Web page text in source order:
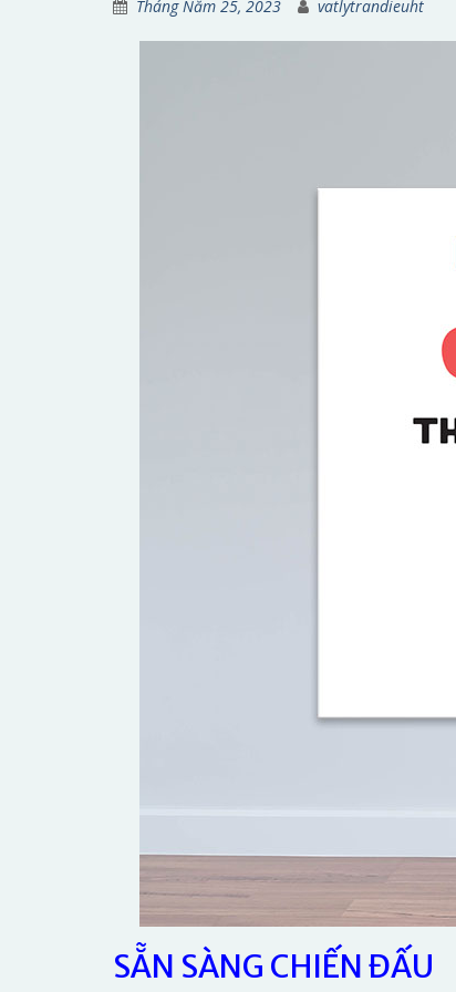
Tháng Năm 25, 2023 vatlytrandieuht
SẴN SÀNG CHIẾN ĐẤU